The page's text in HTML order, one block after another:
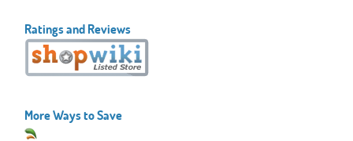
Ratings and Reviews
More Ways to Save